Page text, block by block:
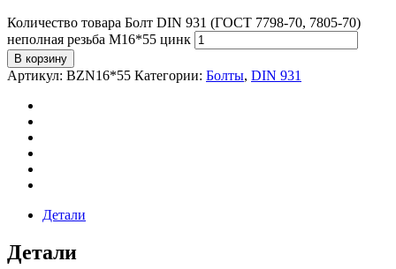
Количество товара Болт DIN 931 (ГОСТ 7798-70, 7805-70)
неполная резьба М16*55 цинк
В корзину
Артикул: BZN16*55 Категории: Болты, DIN 931
Детали
Детали